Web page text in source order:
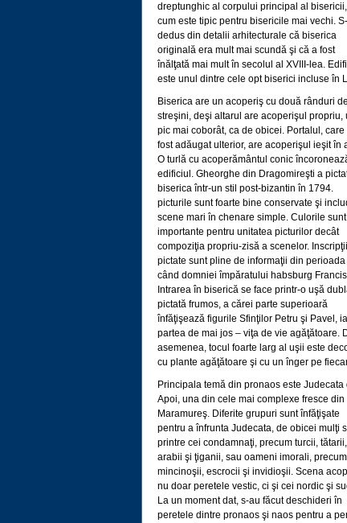
dreptunghic al corpului principal al
cum este tipic pentru bisericile mai vechi.
dedus din detalii arhitecturale că biserica
originală era mult mai scundă şi că a fost
înălţată mai mult în secolul al XVIII-lea.
este unul dintre cele opt biserici incluse în
Biserica are un acoperiş cu două rânduri de
streşini, deşi altarul are acoperişul propriu,
pic mai coborât, ca de obicei. Portalul, care
fost adăugat ulterior, are acoperişul ieşit în
O turlă cu acoperământul conic
edificiul. Gheorghe din Dragomireşti a
biserica într-un stil post-bizantin în 1794.
picturile sunt foarte bine conservate şi
scene mari în chenare simple. Culorile
importante pentru unitatea picturilor decât
compoziţia propriu-zisă a scenelor.
pictate sunt pline de informaţii din perioada
când domniei împăratului habsburg
Intrarea în biserică se face printr-o uşă
pictată frumos, a cărei parte superioară
înfăţişează figurile Sfinţilor Petru şi Pavel,
partea de mai jos – viţa de vie agăţătoare.
asemenea, tocul foarte larg al uşii este
cu plante agăţătoare şi cu un înger pe
Principala temă din pronaos este Judecata
Apoi, una din cele mai complexe fresce din
Maramureş. Diferite grupuri sunt înfăţişate
pentru a înfrunta Judecata, de obicei mulţi
printre cei condamnaţi, precum turcii, tătarii,
arabii şi ţiganii, sau oameni imorali, precum
mincinoşii, escrocii şi invidioşii. Scena
nu doar peretele vestic, ci şi cei nordic şi
La un moment dat, s-au făcut deschideri în
peretele dintre pronaos şi naos pentru a